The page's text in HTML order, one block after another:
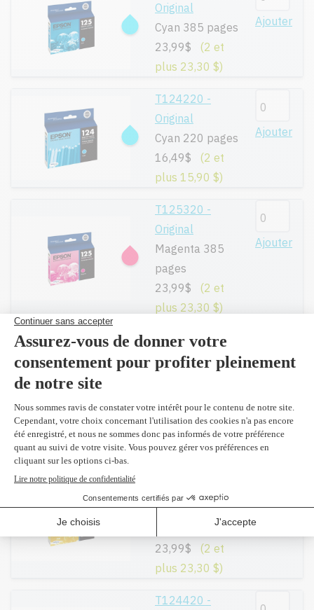
Original
Cyan 385 pages
23,99$
(2 et
plus 23,30 $)
Ajouter
T124220 -
Original
Cyan 220 pages
16,49$
(2 et
plus 15,90 $)
Ajouter
T125320 -
Original
Magenta 385
pages
23,99$
(2 et
plus 23,30 $)
Ajouter
T124320 -
Original
16,49$ (2 et
plus 15,90 $)
Jaune 385
23,99$
(2 et
plus 23,30 $)
T124420 -